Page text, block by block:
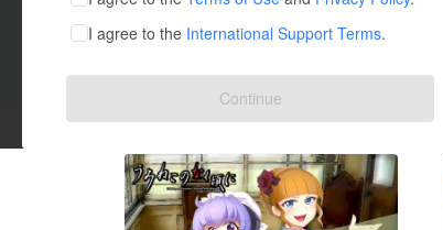
映像・映画
ビジネス・起業
まちづくり・地域活性化
I agree to the International Support Terms.
Continue